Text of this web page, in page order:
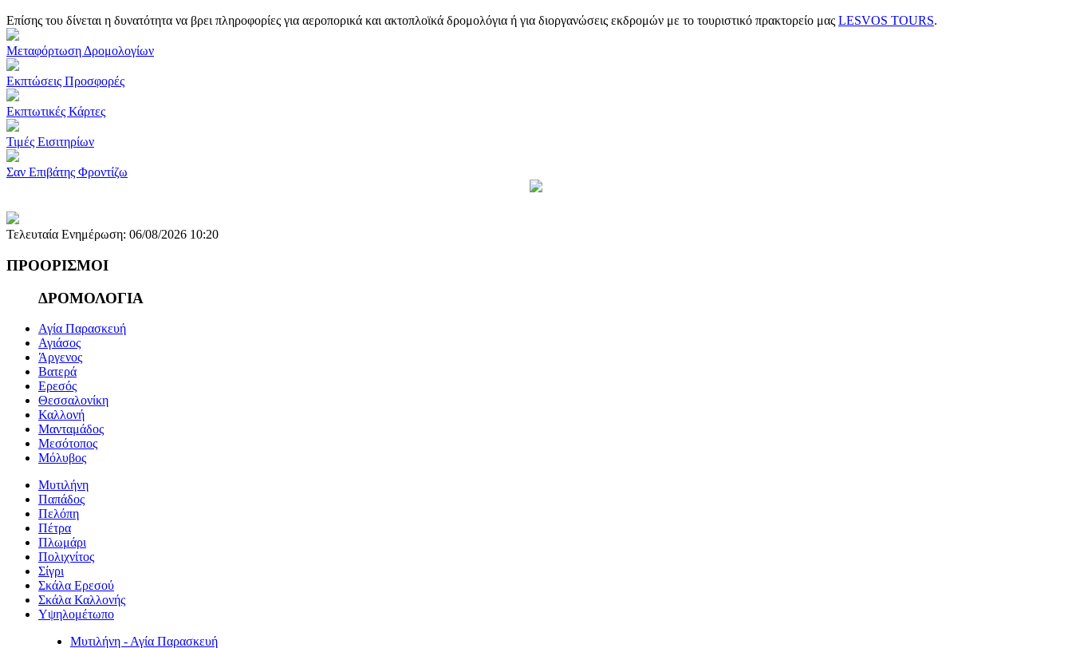
Επίσης του δίνεται η δυνατότητα να βρει πληροφορίες για αεροπορικά και ακτοπλοϊκά δρομολόγια ή για διοργανώσεις εκδρομών με το τουριστικό πρακτορείο μας LESVOS TOURS.
Μεταφόρτωση Δρομολογίων
Εκπτώσεις Προσφορές
Εκπτωτικές Κάρτες
Τιμές Εισιτηρίων
Σαν Επιβάτης Φροντίζω
Τελευταία Ενημέρωση: 06/08/2026 10:20
ΠΡΟΟΡΙΣΜΟΙ
ΔΡΟΜΟΛΟΓΙΑ
Αγία Παρασκευή
Αγιάσος
Άργενος
Βατερά
Ερεσός
Θεσσαλονίκη
Καλλονή
Μανταμάδος
Μεσότοπος
Μόλυβος
Μυτιλήνη
Παπάδος
Πελόπη
Πέτρα
Πλωμάρι
Πολιχνίτος
Σίγρι
Σκάλα Ερεσού
Σκάλα Καλλονής
Υψηλομέτωπο
Μυτιλήνη - Αγία Παρασκευή